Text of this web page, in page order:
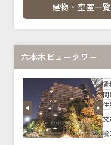
建物・空室一覧
六本木ビュータワー
賃
間
住
交
竣